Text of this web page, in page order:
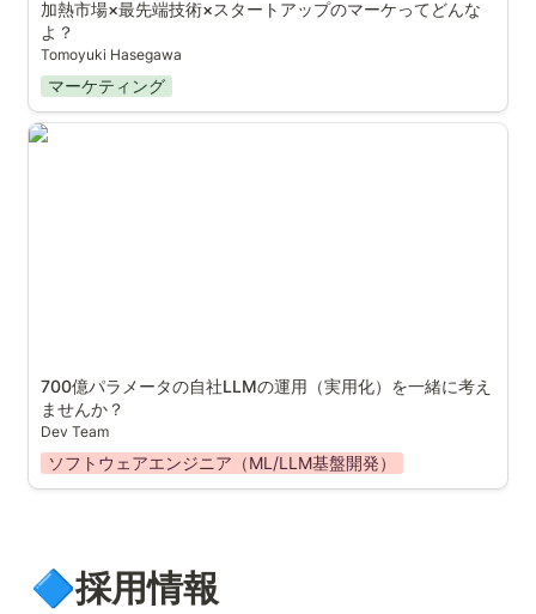
加熱市場×最先端技術×スタートアップのマーケってどんな
よ？
Tomoyuki Hasegawa
マーケティング
700億パラメータの自社LLMの運用（実用化）を一緒に
700億パラメータの自社LLMの運用（実用化）を一緒に考え
ませんか？
Dev Team
ソフトウェアエンジニア（ML/LLM基盤開発）
🔷採用情報